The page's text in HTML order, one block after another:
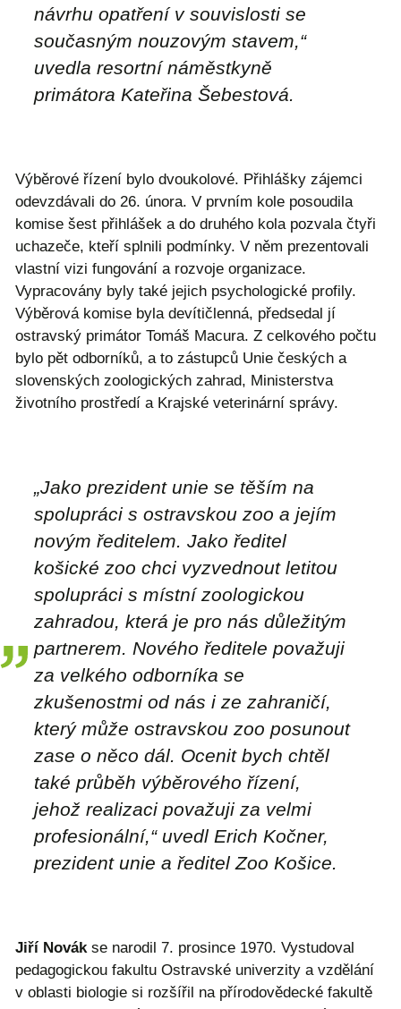
návrhu opatření v souvislosti se
současným nouzovým stavem,“
uvedla resortní náměstkyně
primátora Kateřina Šebestová.
Výběrové řízení bylo dvoukolové. Přihlášky zájemci
odevzdávali do 26. února. V prvním kole posoudila
komise šest přihlášek a do druhého kola pozvala čtyři
uchazeče, kteří splnili podmínky. V něm prezentovali
vlastní vizi fungování a rozvoje organizace.
Vypracovány byly také jejich psychologické profily.
Výběrová komise byla devítičlenná, předsedal jí
ostravský primátor Tomáš Macura. Z celkového počtu
bylo pět odborníků, a to zástupců Unie českých a
slovenských zoologických zahrad, Ministerstva
životního prostředí a Krajské veterinární správy.
„Jako prezident unie se těším na
spolupráci s ostravskou zoo a jejím
novým ředitelem. Jako ředitel
košické zoo chci vyzvednout letitou
spolupráci s místní zoologickou
zahradou, která je pro nás důležitým
partnerem. Nového ředitele považuji
za velkého odborníka se
zkušenostmi od nás i ze zahraničí,
který může ostravskou zoo posunout
zase o něco dál. Ocenit bych chtěl
také průběh výběrového řízení,
jehož realizaci považuji za velmi
profesionální,“ uvedl Erich Kočner,
prezident unie a ředitel Zoo Košice.
Jiří Novák se narodil 7. prosince 1970. Vystudoval
pedagogickou fakultu Ostravské univerzity a vzdělání
v oblasti biologie si rozšířil na přírodovědecké fakultě